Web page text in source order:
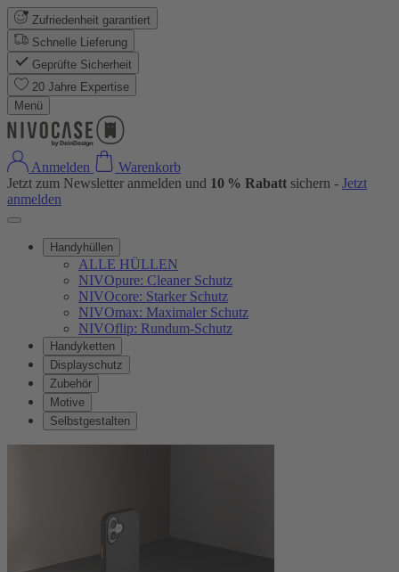
Zufriedenheit garantiert
Schnelle Lieferung
Geprüfte Sicherheit
20 Jahre Expertise
Menü
Anmelden
Warenkorb
Jetzt zum Newsletter anmelden und 10 % Rabatt sichern - Jetzt
anmelden
Handyhüllen
ALLE HÜLLEN
NIVOpure: Cleaner Schutz
NIVOcore: Starker Schutz
NIVOmax: Maximaler Schutz
NIVOflip: Rundum-Schutz
Handyketten
Displayschutz
Zubehör
Motive
Selbstgestalten